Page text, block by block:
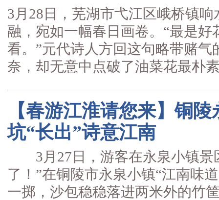
3月28日，芜湖市弋江区峨桥镇
融，宛如一幅春日画卷。“最是
看。”元代诗人方回这句略带赌
奈，却无意中点破了油菜花最朴
【春游江淮请您来】铜
坑“长出”诗意江南
3月27日，游客在永泉小镇
了！”在铜陵市永泉小镇“江南味
一掷，沙包稳稳落进两米外的竹